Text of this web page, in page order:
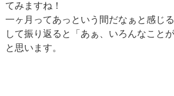
てみますね！
一ヶ月ってあっという間だなぁと感じ
して振り返ると「あぁ、いろんなこと
と思います。